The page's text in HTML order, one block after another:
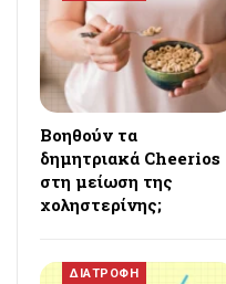
Βοηθούν τα
δημητριακά Cheerios
στη μείωση της
χοληστερίνης;
ΔΙΑΤΡΟΦΗ